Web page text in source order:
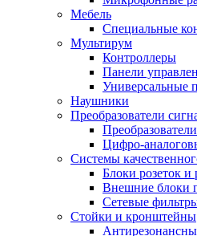
Мебель
Специальные
Мультирум
Контроллеры
Панели
Универсальные
Наушники
Преобразователи
Цифро-
Системы
Блоки розеток и
Внешние блоки
Сетевые
Стойки и кронштейны